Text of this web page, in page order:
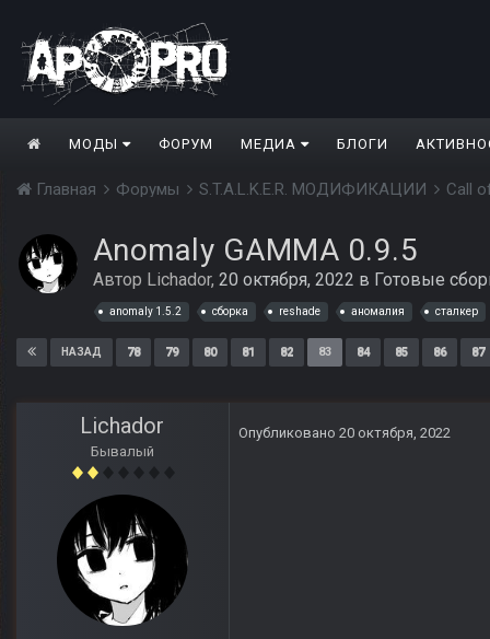
МОДЫ ФОРУМ МЕДИА БЛОГИ
Главная Форумы S.T.A.L.K.E.R. МОДИФИКАЦИИ Call
Anomaly GAMMA 0.9.5
Автор Lichador, 20 октября, 2022 в Готовые
anomaly 1.5.2 сборка reshade аномалия сталкер
НАЗАД 78 79 80 81 82 83 84 85 86 87
Lichador
Бывалый
Опубликовано 20 октября, 2022